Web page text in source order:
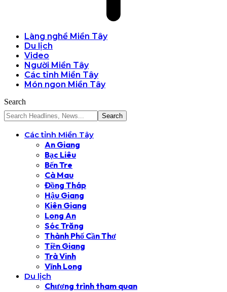
Làng nghề Miền Tây
Du lịch
Video
Người Miền Tây
Các tỉnh Miền Tây
Món ngon Miền Tây
Search
Các tỉnh Miền Tây
An Giang
Bạc Liêu
Bến Tre
Cà Mau
Đồng Tháp
Hậu Giang
Kiên Giang
Long An
Sóc Trăng
Thành Phố Cần Thơ
Tiền Giang
Trà Vinh
Vĩnh Long
Du lịch
Chương trình tham quan